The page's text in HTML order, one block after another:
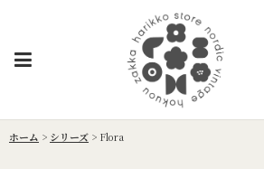
ホーム > シリーズ > Flora